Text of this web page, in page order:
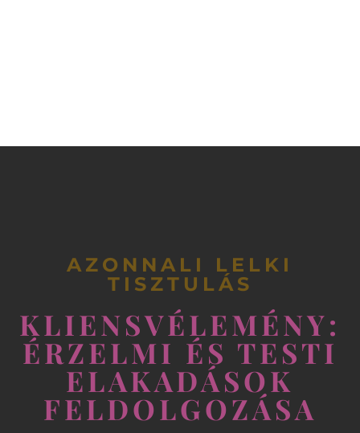
AZONNALI LELKI
TISZTULÁS
KLIENSVÉLEMÉNY:
ÉRZELMI ÉS TESTI
ELAKADÁSOK
FELDOLGOZÁSA